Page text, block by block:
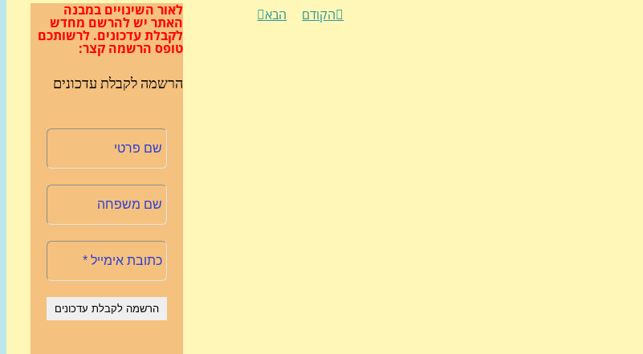
הקודם הבא לאור השינויים במבנה
האתר יש להרשם מחדש
לקבלת עדכונים. לרשותכם
טופס הרשמה קצר:
הרשמה לקבלת עדכונים